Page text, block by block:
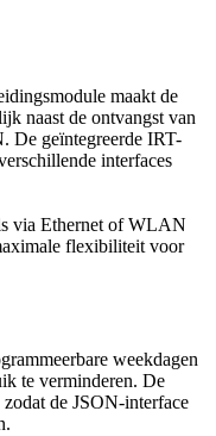
maakt de
naast de ontvangst van
De geïntegreerde IRT-
interfaces
via Ethernet of WLAN
flexibiliteit voor
weekdagen
te verminderen. De
de JSON-interface